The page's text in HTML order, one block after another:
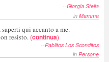
--Giorgia Stella
in Mamma
qui accanto a me.
resisto. (continua)
--Pablitos Los Sconditos
in Persone